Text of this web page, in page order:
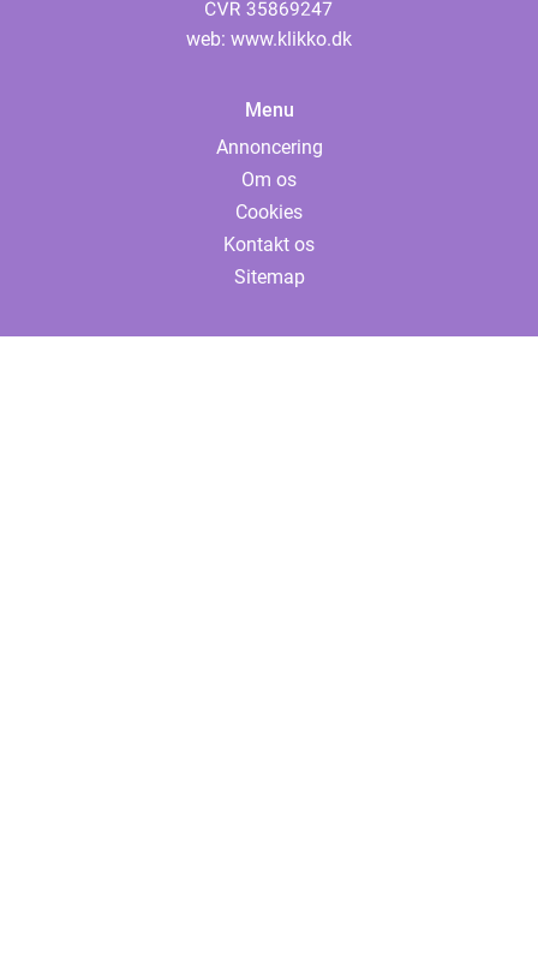
web: www.klikko.dk
Menu
Annoncering
Om os
Cookies
Kontakt os
Sitemap